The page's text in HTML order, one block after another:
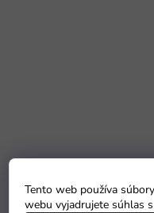
Tento web používa
webu vyjadrujete súhlas